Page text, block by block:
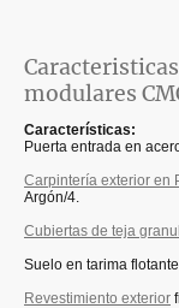
modulares
Características:
Puerta entrada en
Carpintería exterior en
Argón/4.
Cubiertas de teja
Suelo en tarima
Revestimiento exterior